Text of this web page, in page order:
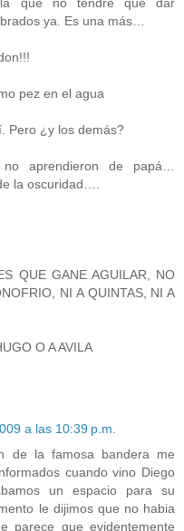
ya. Es una más…
pez en el agua
Pero ¿y los demás?
aprendieron de papá…
la oscuridad….
QUE GANE AGUILAR, NO
NI A QUINTAS, NI A
O A AVILA
a las 10:39 p.m.
de la famosa bandera me
cuando vino Diego
un espacio para su
le dijimos que no habia
parece que evidentemente